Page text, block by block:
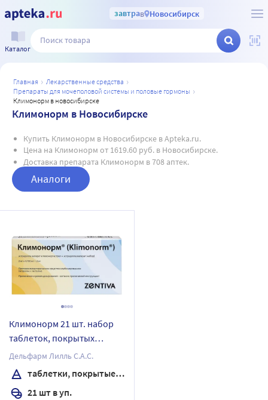
завтрав Новосибирск
Каталог
главная
лекарственные средства
препараты для мочеполовой системы и половые гормоны
климонорм в новосибирске
Климонорм в Новосибирске
Купить Климонорм в Новосибирске в Apteka.ru.
Цена на Климонорм от 1619.60 руб. в Новосибирске.
Доставка препарата Климонорм в 708 аптек.
Аналоги
Климонорм 21 шт. набор
таблеток, покрытых
пленочной оболочкой
Дельфарм Лилль С.А.С.
таблетки, покрытые пленочной оболочкой
21 шт в уп.